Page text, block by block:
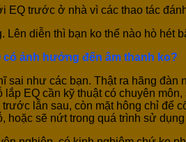
EQ trước ở nhà vì các thao tác
diễn thì bạn ko thể nào hò hét
có ảnh hưởng đến âm thanh ko?
sai như các bạn. Thật ra hãng
lắp EQ cần kỹ thuật có chuyên
lẫn sau, còn mặt hông chỉ để
hoặc sẽ nứt trong quá trình sử